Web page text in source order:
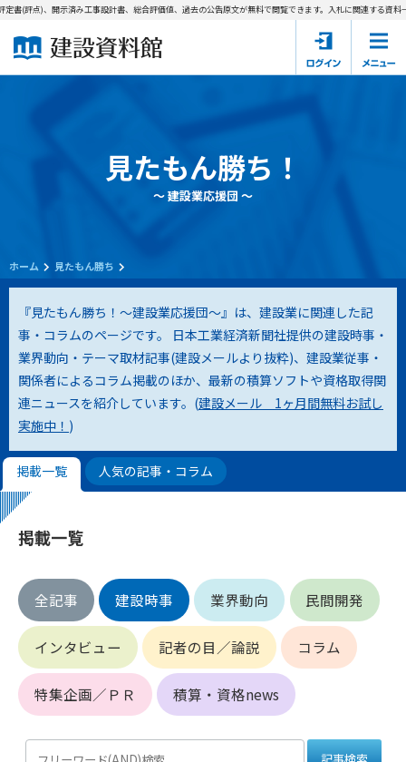
建設資料館とは
国土交通省の入札資料
会員登録について
サポーター会員一覧
会社概要 お問い合わせ
個人情報保護方針
会員規約
評点)、開示済み工事設計書、総合評価値、過去の公告原文が無料で閲覧できます。入札に関連する資料→工
見たもん勝ち！
～ 建設業応援団 ～
ホーム 見たもん勝ち
『見たもん勝ち！～建設業応援団～』は、建設業に関連した記
事・コラムのページです。 日本工業経済新聞社提供の建設時事・
業界動向・テーマ取材記事(建設メールより抜粋)、建設業従事・
関係者によるコラム掲載のほか、最新の積算ソフトや資格取得関
連ニュースを紹介しています。(建設メール 1ヶ月間無料お試し
実施中！ )
掲載一覧 人気の記事・コラム
掲載一覧
全記事 建設時事 業界動向 民間開発
インタビュー 記者の目／論説 コラム
特集企画／ＰＲ 積算・資格news
会員サービスの利用条件等について定めるものです。
2. 管理者が建設資料館WEB上で随時掲載するルールは本規約の
一部を構成するものとします。
第2条（規約の変更）
本規約は、会員の了承を得ることなく、随時変更されることが
あります。変更内容は、建設資料館WEB上に表示した時点で直
ちに全ての会員が了承したものとみなします。
会員とは、本規約を承諾の上、所定の会員申込手続きを完了
後、管理者がこれを承認した者をいいます。
第4条（会員の定義と登録）
1. 管理者は前条により審査の結果、会員申込みをした者が以下
員としての権限を承認しないことがあります。
(1) 会員申し込みをした者が実在しなかった場合
(2) 本規約に違反した場合/li>
(3) 会員申し込みの際、申告事項に虚偽があった場合
(4) 会員申込者が管理者所定の手続き通りに会員申込手続き処
理を行わなかった場合
(5) その他管理者が会員とすることを不適当と判断した場合
当することが判明した場合、会員資格を取り消すことがあり